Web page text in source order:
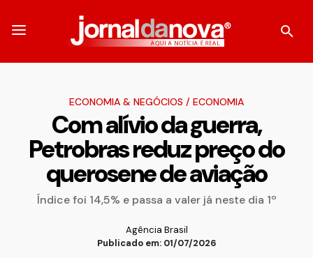
ECONOMIA & NEGÓCIOS / ECONOMIA
Com alívio da guerra,
Petrobras reduz preço do
querosene de aviação
Índice foi 14,5% e passa a valer já neste dia 1º
Agência Brasil
Publicado em: 01/07/2026